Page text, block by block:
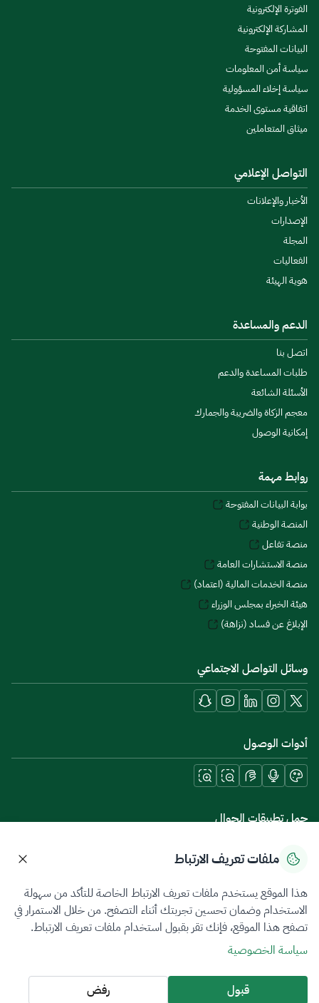
الفوترة الإلكترونية
المشاركة الإلكترونية
البيانات المفتوحة
سياسة أمن المعلومات
سياسة إخلاء المسؤولية
اتفاقية مستوى الخدمة
ميثاق المتعاملين
التواصل الإعلامي
الأخبار والإعلانات
الإصدارات
المجلة
الفعاليات
هوية الهيئة
الدعم والمساعدة
اتصل بنا
طلبات المساعدة والدعم
الأسئلة الشائعة
معجم الزكاة والضريبة والجمارك
إمكانية الوصول
روابط مهمة
بوابة البيانات المفتوحة
المنصة الوطنية
منصة تفاعل
منصة الاستشارات العامة
منصة الخدمات المالية (اعتماد)
هيئة الخبراء بمجلس الوزراء
الإبلاغ عن فساد (نزاهة)
وسائل التواصل الاجتماعي
أدوات الوصول
حمل تطبيقات الجوال
سياسة الخصوصيةشروط الاستخدامخريطة الموقع
جميع الحقوق محفوظة 2026 © ZATCA.GOV.SA
تم تطويره وصيانته بواسطة هيئة الزكاة والضريبة والجمارك
آخر تحديث للموقع في
ملفات تعريف الارتباط
هذا الموقع يستخدم ملفات تعريف الارتباط الخاصة للتأكد من سهولة
الاستخدام وضمان تحسين تجربتك أثناء التصفح. من خلال الاستمرار في
تصفح هذا الموقع، فإنك تقر بقبول استخدام ملفات تعريف الارتباط.
سياسة الخصوصية
قبول رفض